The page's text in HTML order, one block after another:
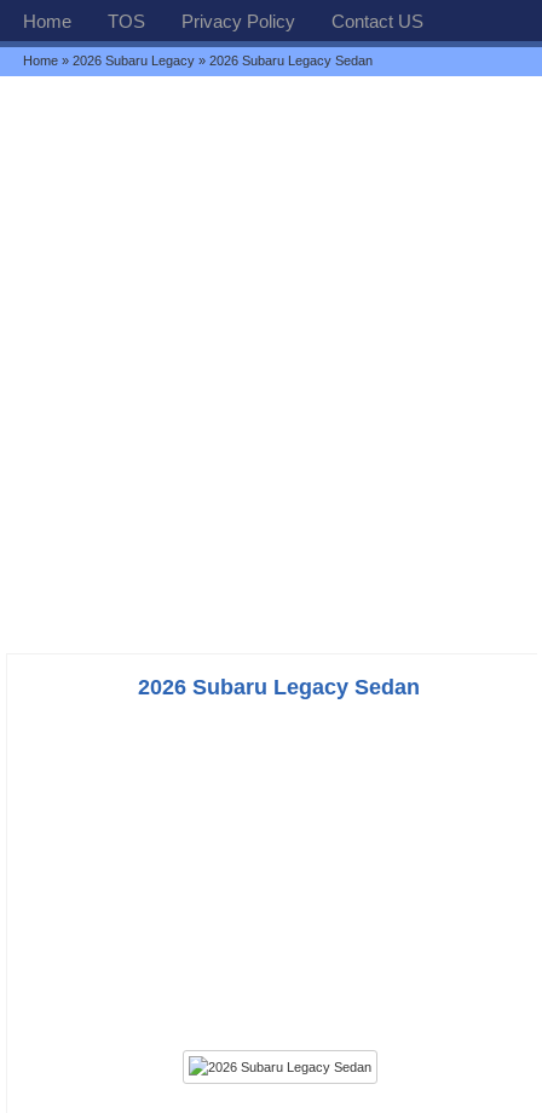
Home TOS Privacy Policy Contact US
Home »2026 Subaru Legacy » 2026 Subaru Legacy Sedan
2026 Subaru Legacy Sedan